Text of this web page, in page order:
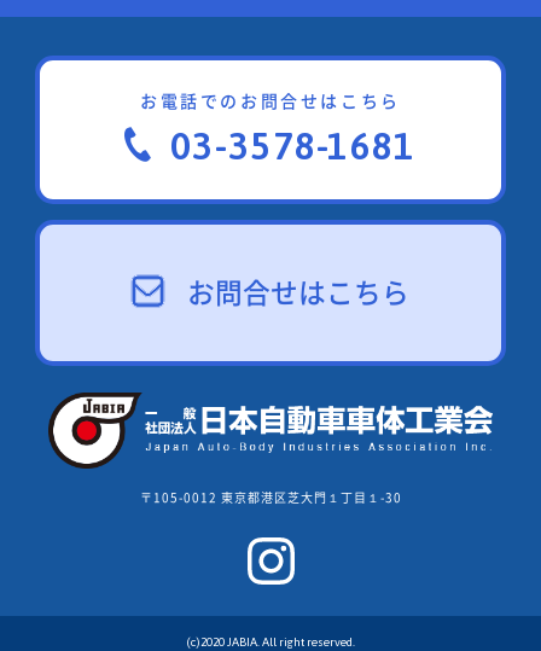
お電話でのお問合せはこちら
03-3578-1681
お問合せはこちら
〒105-0012 東京都港区芝大門１丁目１-30
(c)2020 JABIA. All right reserved.